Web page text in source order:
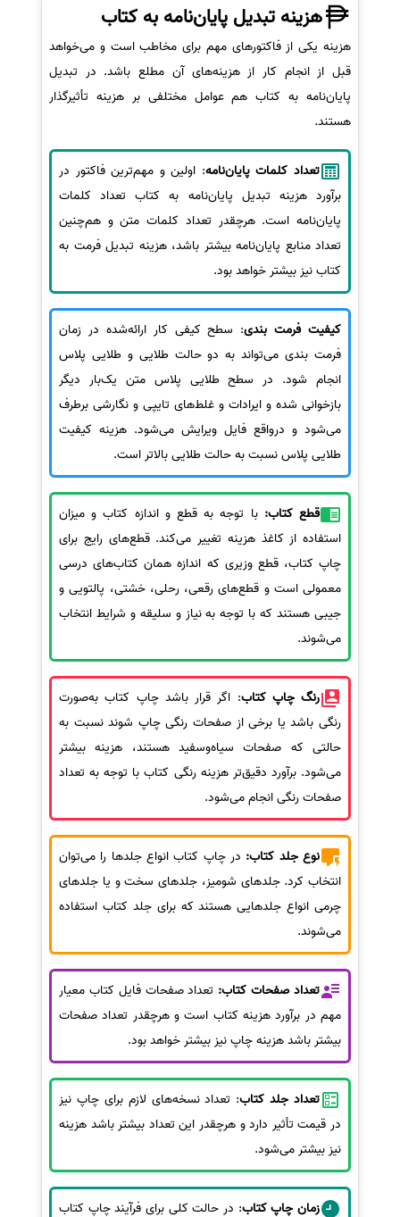
هزینه تبدیل پایان‌نامه به کتاب
هزینه یکی از فاکتورهای مهم برای مخاطب است و می‌خواهد
قبل از انجام کار از هزینه‌های آن مطلع باشد. در تبدیل
پایان‌نامه به کتاب هم عوامل مختلفی بر هزینه تأثیرگذار
هستند.
تعداد کلمات پایان‌نامه: اولین و مهم‌ترین فاکتور در
برآورد هزینه تبدیل پایان‌نامه به کتاب تعداد کلمات
پایان‌نامه است. هرچقدر تعداد کلمات متن و هم‌چنین
تعداد منابع پایان‌نامه بیشتر باشد، هزینه تبدیل فرمت به
کتاب نیز بیشتر خواهد بود.
کیفیت فرمت بندی: سطح کیفی کار ارائه‌شده در زمان
فرمت بندی می‌تواند به دو حالت طلایی و طلایی پلاس
انجام شود. در سطح طلایی پلاس متن یک‌بار دیگر
بازخوانی شده و ایرادات و غلط‌های تایپی و نگارشی برطرف
می‌شود و درواقع فایل ویرایش می‌شود. هزینه کیفیت
طلایی پلاس نسبت به حالت طلایی بالاتر است.
قطع کتاب: با توجه به قطع و اندازه کتاب و میزان
استفاده از کاغذ هزینه تغییر می‌کند. قطع‌های رایج برای
چاپ کتاب، قطع وزیری که اندازه همان کتاب‌های درسی
معمولی است و قطع‌های رقعی، رحلی، خشتی، پالتویی و
جیبی هستند که با توجه به نیاز و سلیقه و شرایط انتخاب
می‌شوند.
رنگ چاپ کتاب: اگر قرار باشد چاپ کتاب به‌صورت
رنگی باشد یا برخی از صفحات رنگی چاپ شوند نسبت به
حالتی که صفحات سیاه‌وسفید هستند، هزینه بیشتر
می‌شود. برآورد دقیق‌تر هزینه رنگی کتاب با توجه به تعداد
صفحات رنگی انجام می‌شود.
نوع جلد کتاب: در چاپ کتاب انواع جلدها را می‌توان
انتخاب کرد. جلدهای شومیز، جلدهای سخت و یا جلدهای
چرمی انواع جلدهایی هستند که برای جلد کتاب استفاده
می‌شوند.
تعداد صفحات کتاب: تعداد صفحات فایل کتاب معیار
مهم در برآورد هزینه کتاب است و هرچقدر تعداد صفحات
بیشتر باشد هزینه چاپ نیز بیشتر خواهد بود.
تعداد جلد کتاب: تعداد نسخه‌های لازم برای چاپ نیز
در قیمت تأثیر دارد و هرچقدر این تعداد بیشتر باشد هزینه
نیز بیشتر می‌شود.
زمان چاپ کتاب: در حالت کلی برای فرآیند چاپ کتاب